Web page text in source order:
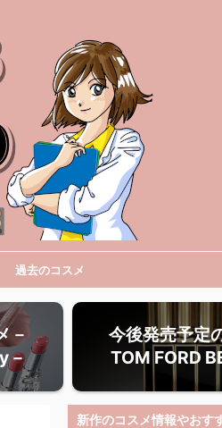
過去のコスメ
－
－
今後発売予定
TOM FORD
新作のコスメ情報やおす